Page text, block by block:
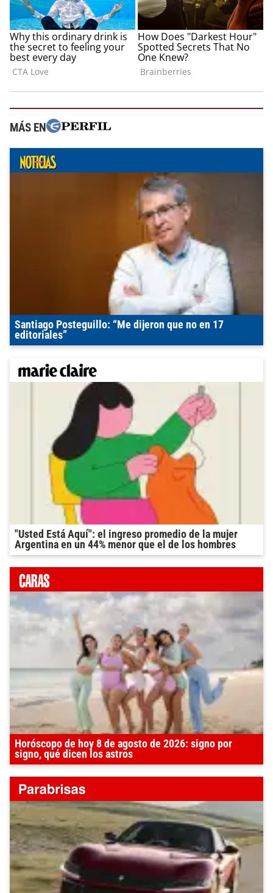
MÁS EN
Santiago Posteguillo: “Me dijeron que no en 17
editoriales”
"Usted Está Aquí": el ingreso promedio de la mujer
Argentina en un 44% menor que el de los hombres
Horóscopo de hoy 8 de agosto de 2026: signo por
signo, qué dicen los astros